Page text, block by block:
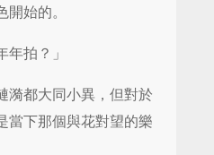
始的。
拍？」
漪都大同小異，但對於
當下那個與花對望的樂